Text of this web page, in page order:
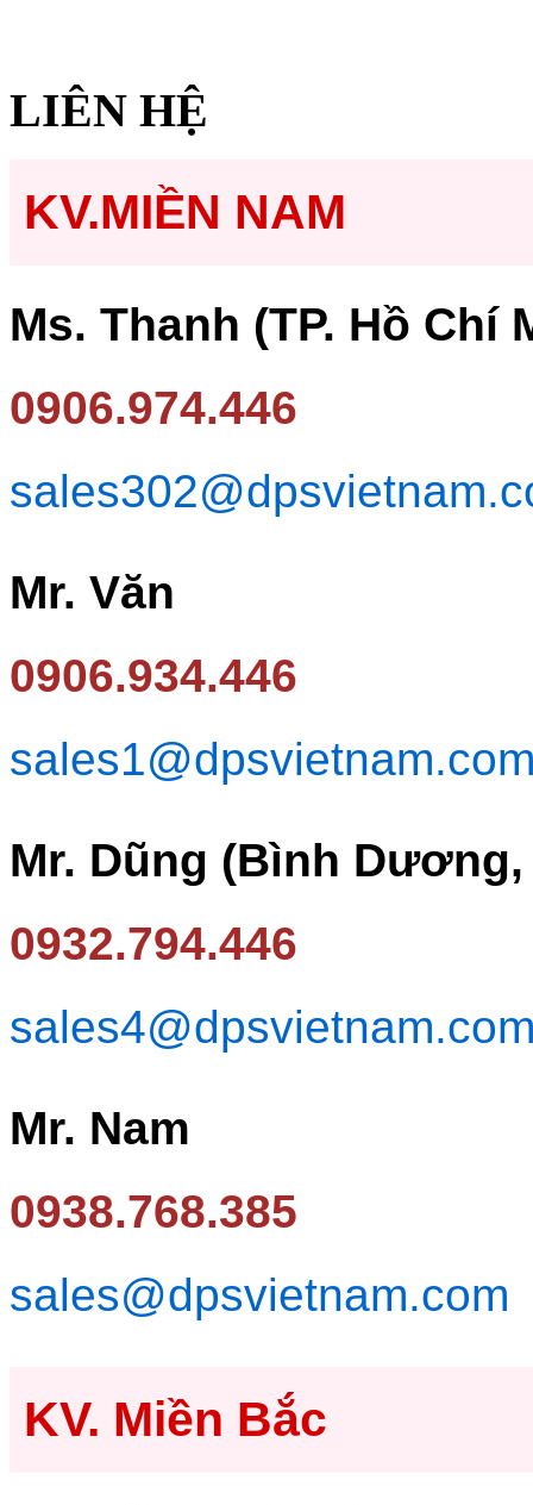
LIÊN HỆ
KV.MIỀN NAM
Ms. Thanh (TP. Hồ Chí
0906.974.446
Mr. Văn
0906.934.446
Mr. Dũng (Bình
0932.794.446
Mr. Nam
0938.768.385
sales@dpsvietnam.com
KV. Miền Bắc